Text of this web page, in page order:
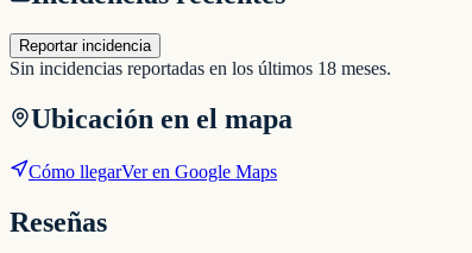
Reportar incidencia
Sin incidencias reportadas en los últimos 18 meses.
Ubicación en el mapa
Cómo llegarVer en Google Maps
Reseñas